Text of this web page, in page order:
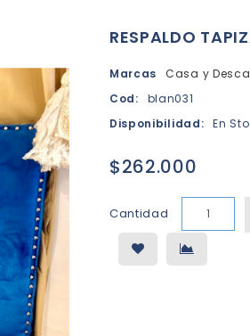
RESPALDO
Marcas
Casa y
Cod:
blan031
Disponibilidad:
En
$262.000
Cantidad